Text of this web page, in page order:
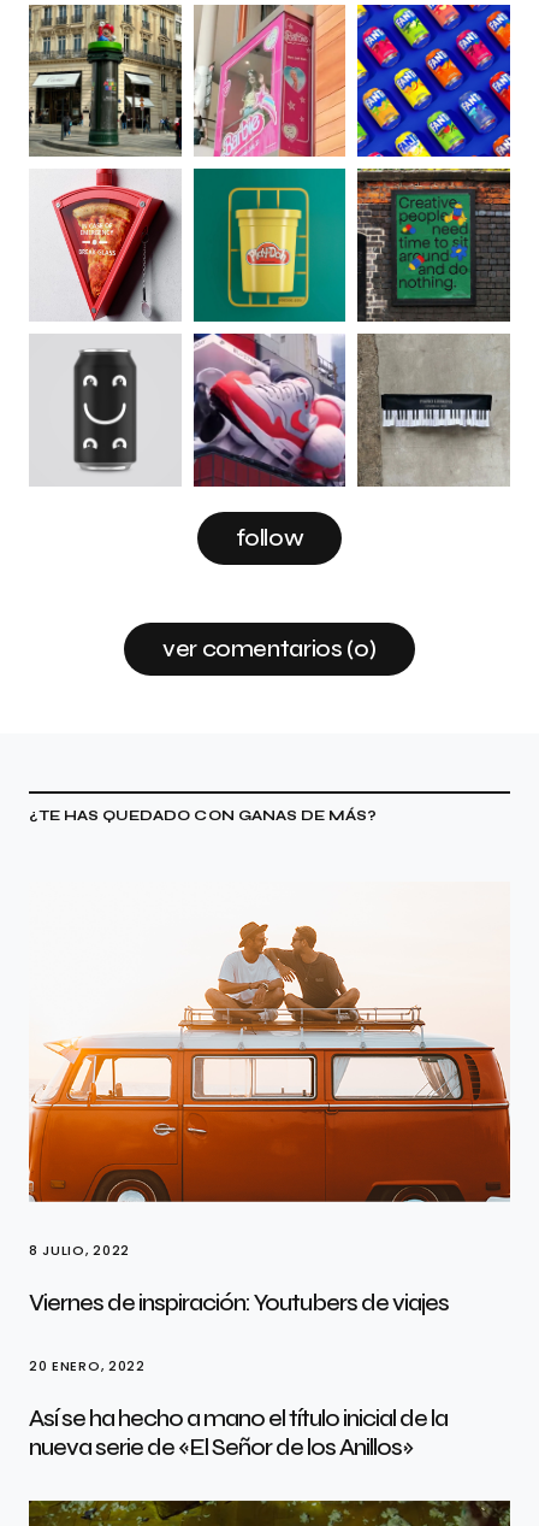
follow
ver comentarios (0)
¿TE HAS QUEDADO CON GANAS DE MÁS?
8 JULIO, 2022
Viernes de inspiración: Youtubers de viajes
20 ENERO, 2022
Así se ha hecho a mano el título inicial de la
nueva serie de «El Señor de los Anillos»